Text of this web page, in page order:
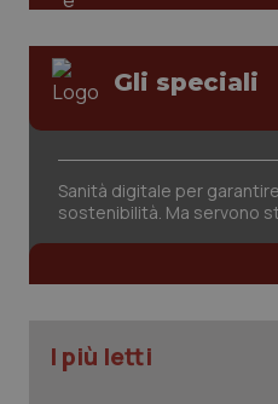
Gli speciali
Sanità digitale per
sostenibilità. Ma servono
I più letti
_ga